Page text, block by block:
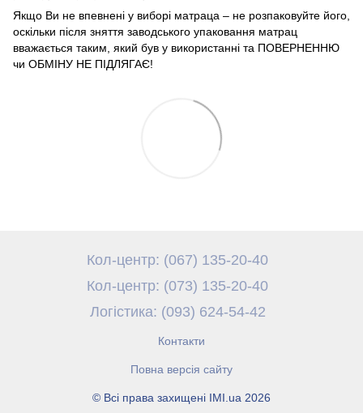
Якщо Ви не впевнені у виборі матраца – не розпаковуйте його,
оскільки після зняття заводського упаковання матрац
вважається таким, який був у використанні та ПОВЕРНЕННЮ
чи ОБМІНУ НЕ ПІДЛЯГАЄ!
Кол-центр: (067) 135-20-40
Кол-центр: (073) 135-20-40
Логістика: (093) 624-54-42
Контакти
Повна версія сайту
© Всі права захищені IMI.ua 2026